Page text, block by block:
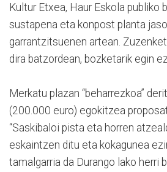
Kultur Etxea, Haur Eskola publiko
sustapena eta konpost planta
garrantzitsuenen artean.
dira batzordean, bozketarik egin
Merkatu plazan “beharrezkoa”
(200.000 euro) egokitzea
“Saskibaloi pista eta horren
eskaintzen ditu eta kokagunea
tamalgarria da Durango lako herri